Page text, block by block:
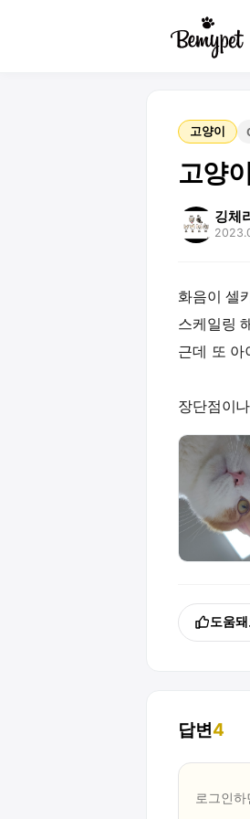
고양이
고양
깅체
화음이 셀
스케일링
근데 또 아
장단점이
도움
답변4
로그인